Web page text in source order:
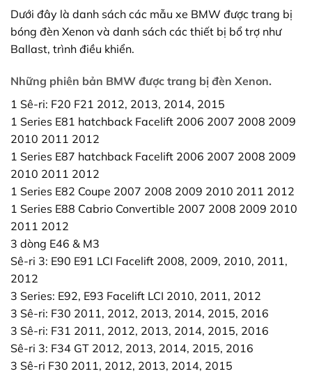
Dưới đây là danh sách các mẫu xe BMW được trang bị
bóng đèn Xenon và danh sách các thiết bị bổ trợ như
Ballast, trình điều khiển.
Những phiên bản BMW được trang bị đèn Xenon.
1 Sê-ri: F20 F21 2012, 2013, 2014, 2015
1 Series E81 hatchback Facelift 2006 2007 2008 2009
2010 2011 2012
1 Series E87 hatchback Facelift 2006 2007 2008 2009
2010 2011 2012
1 Series E82 Coupe 2007 2008 2009 2010 2011 2012
1 Series E88 Cabrio Convertible 2007 2008 2009 2010
2011 2012
3 dòng E46 & M3
Sê-ri 3: E90 E91 LCI Facelift 2008, 2009, 2010, 2011,
2012
3 Series: E92, E93 Facelift LCI 2010, 2011, 2012
3 Sê-ri: F30 2011, 2012, 2013, 2014, 2015, 2016
3 Sê-ri: F31 2011, 2012, 2013, 2014, 2015, 2016
Sê-ri 3: F34 GT 2012, 2013, 2014, 2015, 2016
3 Sê-ri F30 2011, 2012, 2013, 2014, 2015